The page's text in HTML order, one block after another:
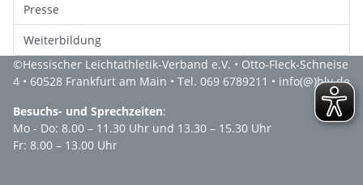
Presse
Weiterbildung
©Hessischer Leichtathletik-Verband e.V. • Otto-Fleck-Schneise
4 • 60528 Frankfurt am Main • Tel. 069 6789211 • info(@)hlv.de
Besuchs- und Sprechzeiten:
Mo - Do: 8.00 – 11.30 Uhr und 13.30 – 15.30 Uhr
Fr: 8.00 – 13.00 Uhr